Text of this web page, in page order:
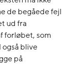
de begåede fejl
ud fra
forløbet, som
blive
på